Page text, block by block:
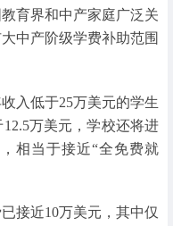
育界和中产家庭广泛关
中产阶级学费补助范围
入低于25万美元的学生
万美元，学校还将进
相当于接近“全免费就
接近10万美元，其中仅